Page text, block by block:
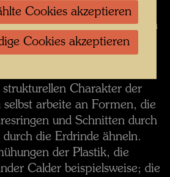
läßt und in der Übung
die heutige »Kunst« sich
ist die Kunst
schon näher
Ich möchte
Charakter der
arbeite an Formen, die
und Schnitten durch
die Erdrinde ähneln.
der Plastik, die
Calder beispielsweise; die
Cookies akzeptieren
Cookies akzeptieren